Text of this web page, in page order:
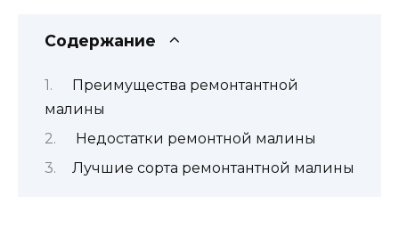
Содержание
Преимущества ремонтантной
малины
Недостатки ремонтной малины
Лучшие сорта ремонтантной малины